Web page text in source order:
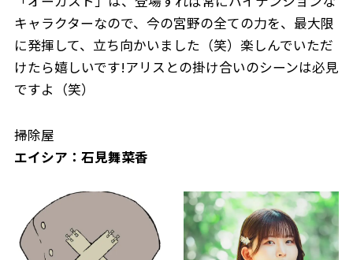
キャラクターなので、今の宮野の全ての力を、最大限
に発揮して、立ち向かいました（笑）楽しんでいただ
けたら嬉しいです!アリスとの掛け合いのシーンは必見
ですよ（笑）
掃除屋
エイシア：石見舞菜香